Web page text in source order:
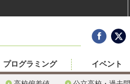
プログラミング イベント